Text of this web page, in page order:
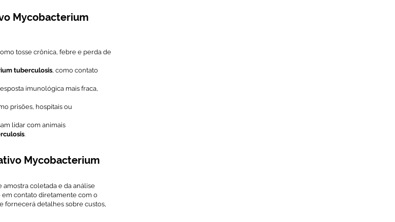
Mycobacterium
tosse crônica, febre e perda de
tuberculosis, como contato
imunológica mais fraca,
prisões, hospitais ou
lidar com animais
.
Mycobacterium
coletada e da análise
em contato diretamente com o
fornecerá detalhes sobre custos,